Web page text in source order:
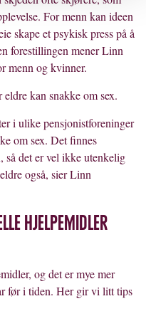
For menn kan ideen
skape et psykisk press på å
forestillingen mener Linn
menn og kvinner.
kan snakke om sex.
i ulike pensjonistforeninger
om sex. Det finnes
så det er vel ikke utenkelig
også, sier Linn
hjelpemidler
og det er mye mer
før i tiden. Her gir vi litt tips